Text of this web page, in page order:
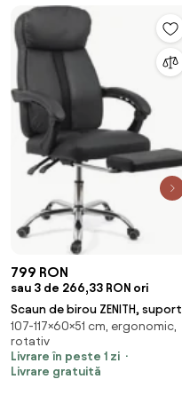
799 RON
sau 3 de 266,33 RON ori
Scaun de birou ZENITH, suport
pentru picioare, recliner 135 ,
Piele ecologica, Negru
107-117×60×51 cm, ergonomic,
rotativ
Livrare în peste 1 zi
Livrare gratuită